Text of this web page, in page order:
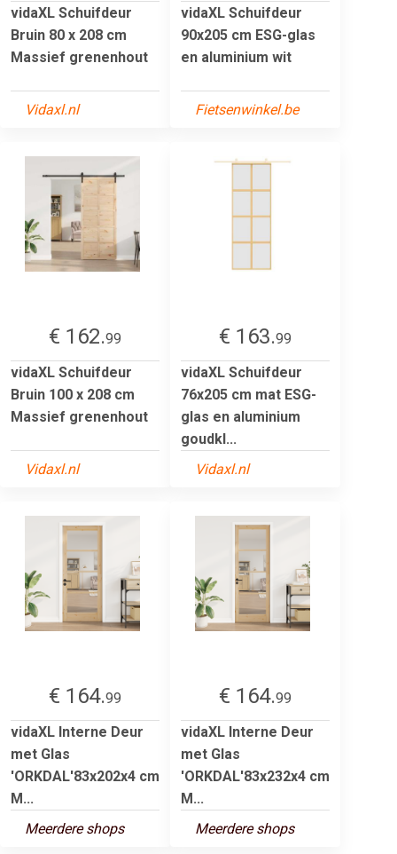
vidaXL Schuifdeur
Bruin 80 x 208 cm
Massief grenenhout
Vidaxl.nl
vidaXL Schuifdeur
90x205 cm ESG-glas
en aluminium wit
Fietsenwinkel.be
€ 162.99
vidaXL Schuifdeur
Bruin 100 x 208 cm
Massief grenenhout
Vidaxl.nl
€ 163.99
vidaXL Schuifdeur
76x205 cm mat ESG-
glas en aluminium
goudkl...
Vidaxl.nl
€ 164.99
vidaXL Interne Deur
met Glas
'ORKDAL'83x202x4 cm
M...
Meerdere shops
€ 164.99
vidaXL Interne Deur
met Glas
'ORKDAL'83x232x4 cm
M...
Meerdere shops